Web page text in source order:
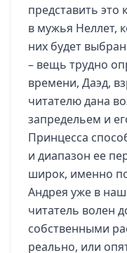
представить это
в мужья Неллет,
них будет
– вещь трудно
времени, Даэд,
читателю дана
запредельем и
Принцесса
и диапазон ее
широк, именно
Андрея уже в
читатель волен
собственными
реально, или